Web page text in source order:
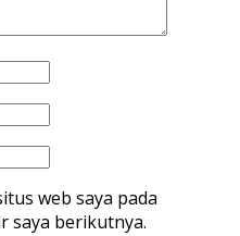
web saya pada
saya berikutnya.